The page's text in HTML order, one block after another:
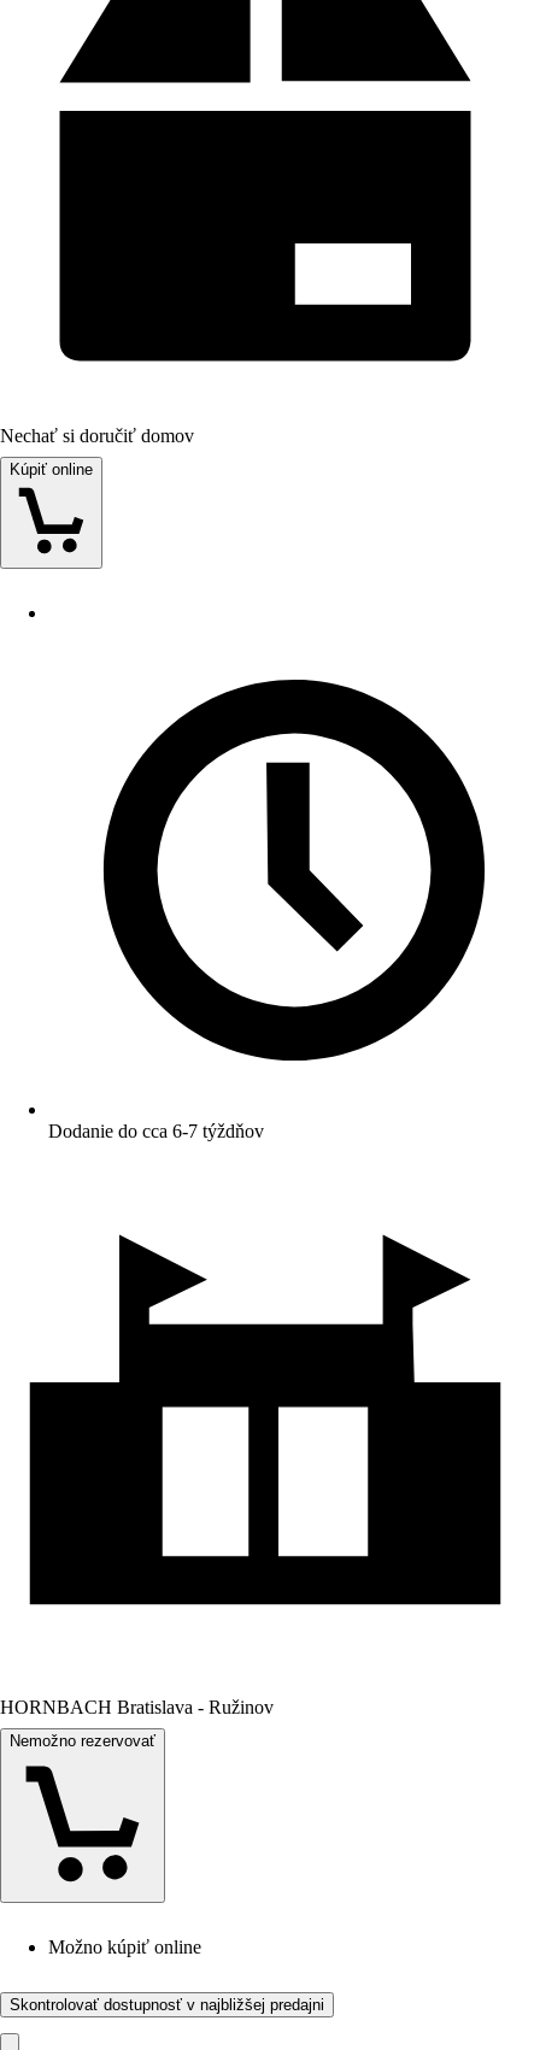
Nechať si doručiť domov
Kúpiť online
Dodanie do cca 6-7 týždňov
HORNBACH Bratislava - Ružinov
Nemožno rezervovať
Možno kúpiť online
Skontrolovať dostupnosť v najbližšej predajni